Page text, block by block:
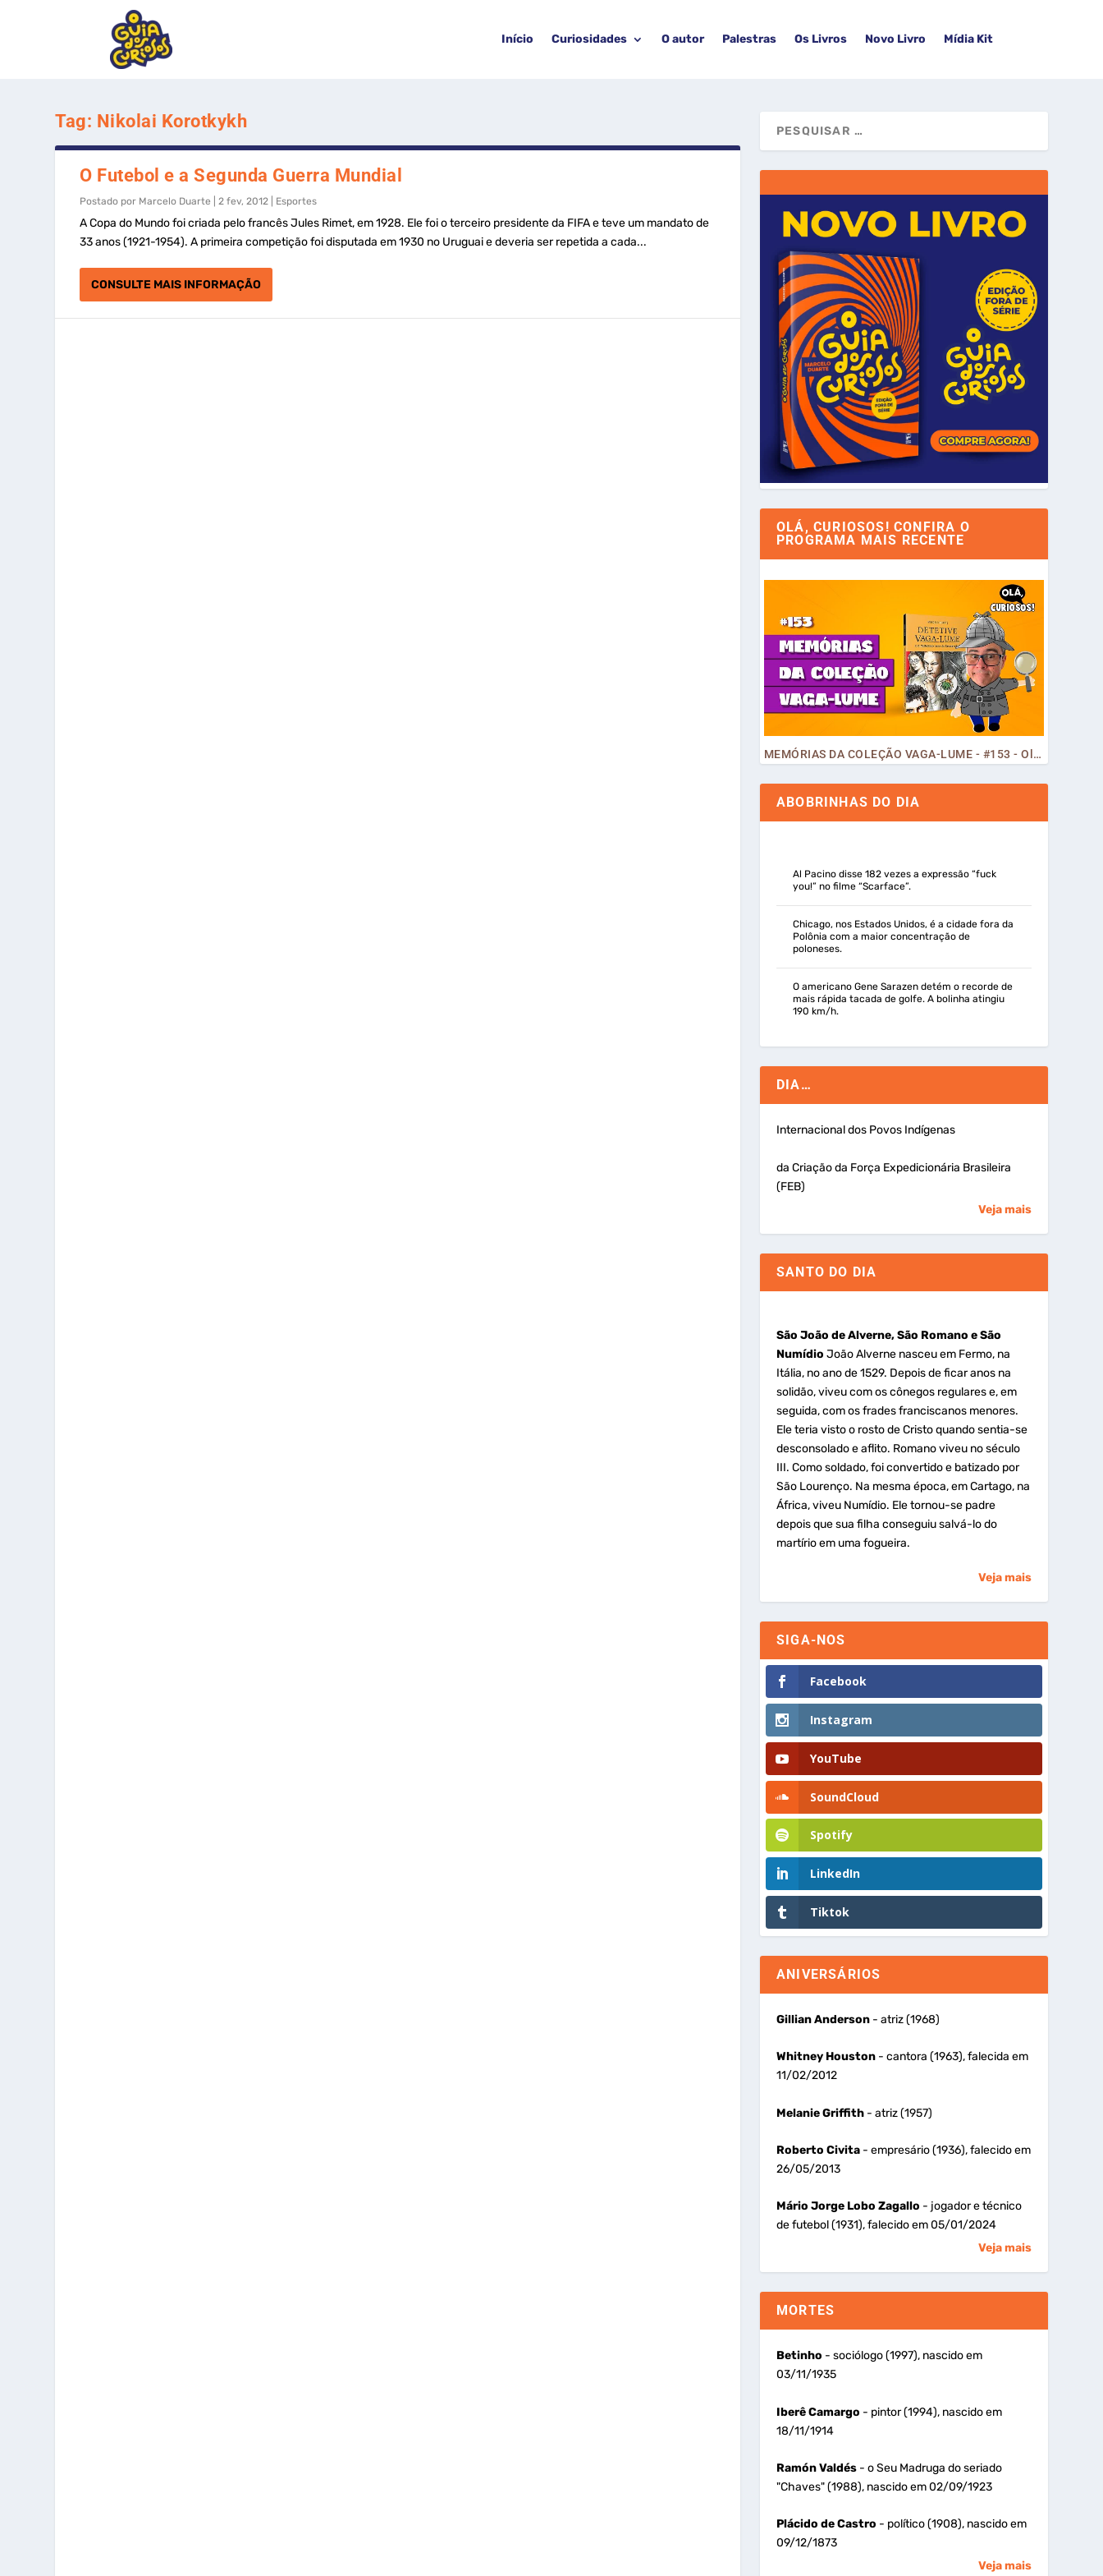
Início Curiosidades O autor Palestras Os Livros Novo Livro Mídia Kit
Tag: Nikolai Korotkykh
O Futebol e a Segunda Guerra Mundial
Postado por Marcelo Duarte |2 fev, 2012 Esportes
A Copa do Mundo foi criada pelo francês Jules Rimet, em 1928. Ele foi o terceiro presidente da FIFA e teve um mandato de
33 anos (1921-1954). A primeira competição foi disputada em 1930 no Uruguai e deveria ser repetida a cada...
CONSULTE MAIS INFORMAÇÃO
OLÁ, CURIOSOS! CONFIRA O
PROGRAMA MAIS RECENTE
MEMÓRIAS DA COLEÇÃO VAGA-LUME - #153 - Olá, Curiosos! 2023
ABOBRINHAS DO DIA
Al Pacino disse 182 vezes a expressão “fuck
you!” no filme “Scarface”.
Chicago, nos Estados Unidos, é a cidade fora da
Polônia com a maior concentração de
poloneses.
O americano Gene Sarazen detém o recorde de
mais rápida tacada de golfe. A bolinha atingiu
190 km/h.
DIA…
Internacional dos Povos Indígenas
da Criação da Força Expedicionária Brasileira
(FEB)
Veja mais
SANTO DO DIA
São João de Alverne, São Romano e São
Numídio João Alverne nasceu em Fermo, na
Itália, no ano de 1529. Depois de ficar anos na
solidão, viveu com os cônegos regulares e, em
seguida, com os frades franciscanos menores.
Ele teria visto o rosto de Cristo quando sentia-se
desconsolado e aflito. Romano viveu no século
III. Como soldado, foi convertido e batizado por
São Lourenço. Na mesma época, em Cartago, na
África, viveu Numídio. Ele tornou-se padre
depois que sua filha conseguiu salvá-lo do
martírio em uma fogueira.
Veja mais
SIGA-NOS
Facebook
Instagram
YouTube
SoundCloud
Spotify
LinkedIn
Tiktok
ANIVERSÁRIOS
Gillian Anderson- atriz (1968)
Whitney Houston- cantora (1963), falecida em
11/02/2012
Melanie Griffith- atriz (1957)
Roberto Civita- empresário (1936), falecido em
26/05/2013
Mário Jorge Lobo Zagallo - jogador e técnico
de futebol (1931), falecido em 05/01/2024
Veja mais
MORTES
Betinho - sociólogo (1997), nascido em
03/11/1935
Iberê Camargo - pintor (1994), nascido em
18/11/1914
Ramón Valdés- o Seu Madruga do seriado
"Chaves" (1988), nascido em 02/09/1923
Plácido de Castro - político (1908), nascido em
09/12/1873
Veja mais